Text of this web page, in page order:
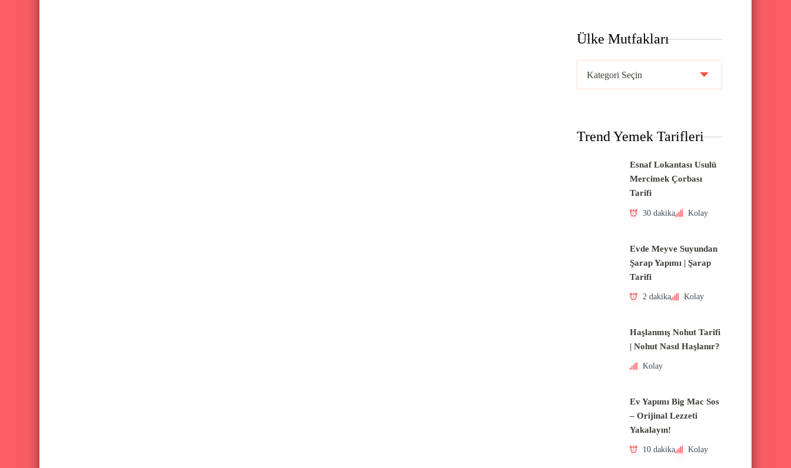
Ülke Mutfakları
l
M
Trend Yemek Tarifleri
Esnaf Lokantası Usulü
Mercimek Çorbası
Tarifi
30 dakika Kolay
Evde Meyve Suyundan
Şarap Yapımı | Şarap
Tarifi
2 dakika Kolay
Haşlanmış Nohut Tarifi
| Nohut Nasıl Haşlanır?
Kolay
Ev Yapımı Big Mac Sos
– Orijinal Lezzeti
Yakalayın!
10 dakika Kolay